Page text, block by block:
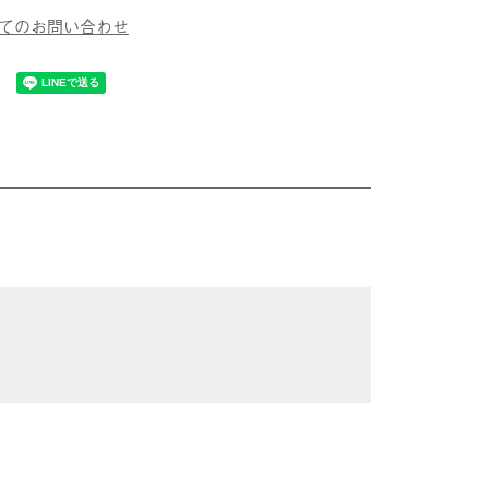
のお問い合わせ